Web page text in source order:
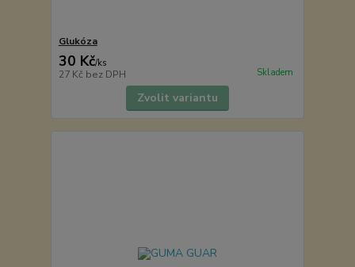
Glukóza
30 Kč/ks
27 Kč bez DPH Skladem
Zvolit variantu